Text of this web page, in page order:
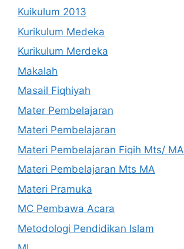
Kuikulum 2013
Kurikulum Medeka
Kurikulum Merdeka
Makalah
Masail Fiqhiyah
Mater Pembelajaran
Materi Pembelajaran
Materi Pembelajaran Fiqih Mts/ MA
Materi Pembelajaran Mts MA
Materi Pramuka
MC Pembawa Acara
Metodologi Pendidikan Islam